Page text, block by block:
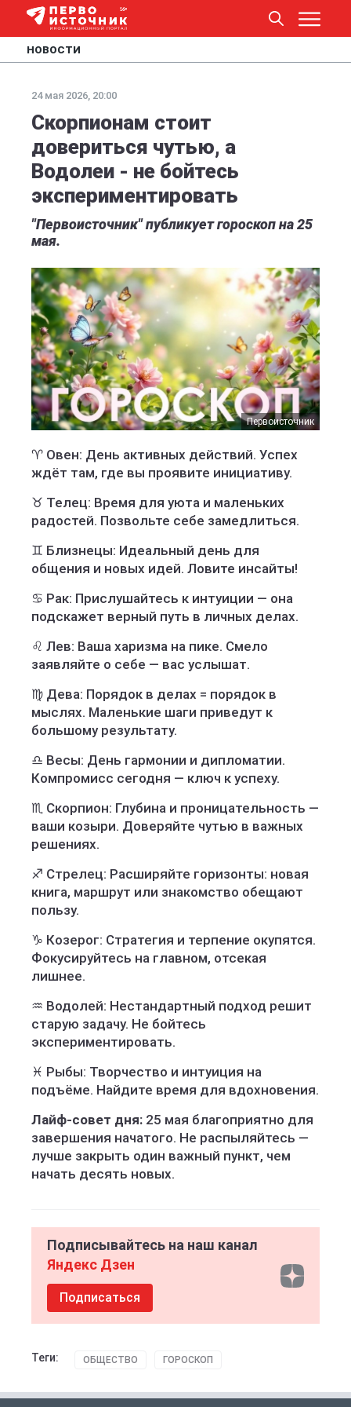
НОВОСТИ
24 мая 2026, 20:00
Скорпионам стоит
довериться чутью, а
Водолеи - не бойтесь
экспериментировать
"Первоисточник" публикует гороскоп на 25
мая.
Первоисточник
♈ Овен: День активных действий. Успех
ждёт там, где вы проявите инициативу.
♉ Телец: Время для уюта и маленьких
радостей. Позвольте себе замедлиться.
♊ Близнецы: Идеальный день для
общения и новых идей. Ловите инсайты!
♋ Рак: Прислушайтесь к интуиции — она
подскажет верный путь в личных делах.
♌ Лев: Ваша харизма на пике. Смело
заявляйте о себе — вас услышат.
♍ Дева: Порядок в делах = порядок в
мыслях. Маленькие шаги приведут к
большому результату.
♎ Весы: День гармонии и дипломатии.
Компромисс сегодня — ключ к успеху.
♏ Скорпион: Глубина и проницательность —
ваши козыри. Доверяйте чутью в важных
решениях.
♐ Стрелец: Расширяйте горизонты: новая
книга, маршрут или знакомство обещают
пользу.
♑ Козерог: Стратегия и терпение окупятся.
Фокусируйтесь на главном, отсекая
лишнее.
♒ Водолей: Нестандартный подход решит
старую задачу. Не бойтесь
экспериментировать.
♓ Рыбы: Творчество и интуиция на
подъёме. Найдите время для вдохновения.
Лайф-совет дня: 25 мая благоприятно для
завершения начатого. Не распыляйтесь —
лучше закрыть один важный пункт, чем
начать десять новых.
Подписывайтесь на наш канал
Яндекс Дзен
Подписаться
Теги: ОБЩЕСТВО ГОРОСКОП